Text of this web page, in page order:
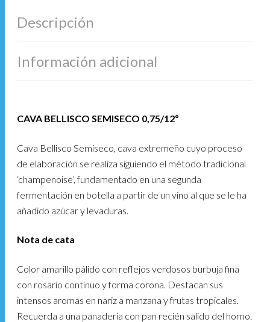
Descripción
Información adicional
CAVA BELLISCO SEMISECO 0,75/12º
Cava Bellisco Semiseco, cava extremeño cuyo proceso
de elaboración se realiza siguiendo el método tradicional
‘champenoise’, fundamentado en una segunda
fermentación en botella a partir de un vino al que se le ha
añadido azúcar y levaduras.
Nota de cata
Color amarillo pálido con reflejos verdosos burbuja fina
con rosario continuo y forma corona. Destacan sus
intensos aromas en nariz a manzana y frutas tropicales.
Recuerda a una panadería con pan recién salido del horno.